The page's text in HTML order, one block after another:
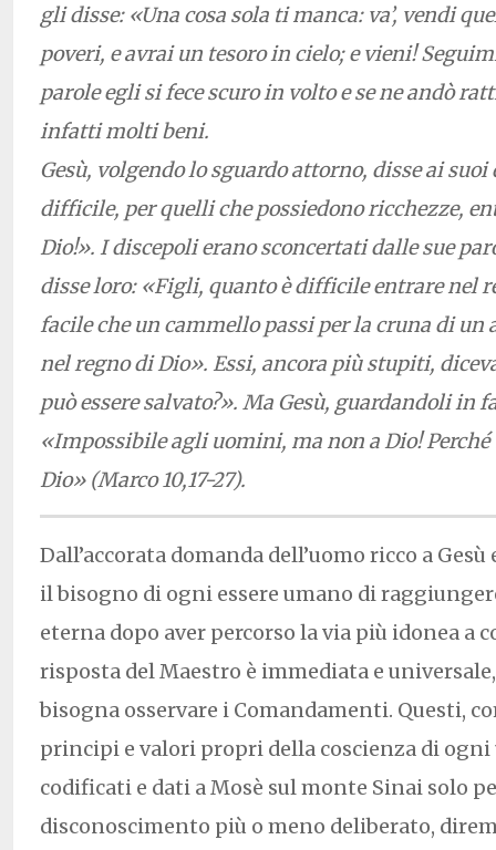
gli disse: «Una cosa sola ti manca: va’, vendi
poveri, e avrai un tesoro in cielo; e vieni!
parole egli si fece scuro in volto e se ne andò
infatti molti beni.
Gesù, volgendo lo sguardo attorno, disse ai
difficile, per quelli che possiedono ricchezze,
Dio!». I discepoli erano sconcertati dalle sue
disse loro: «Figli, quanto è difficile entrare nel
facile che un cammello passi per la cruna di un
nel regno di Dio». Essi, ancora più stupiti,
può essere salvato?». Ma Gesù, guardandoli in
«Impossibile agli uomini, ma non a Dio! Perché
Dio» (Marco 10,17-27).
Dall’accorata domanda dell’uomo ricco a
il bisogno di ogni essere umano di
eterna dopo aver percorso la via più idonea a
risposta del Maestro è immediata e
bisogna osservare i Comandamenti. Questi,
principi e valori propri della coscienza di ogni
codificati e dati a Mosè sul monte Sinai solo
disconoscimento più o meno deliberato,